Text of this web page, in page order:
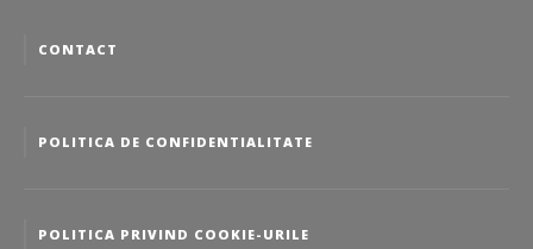
CONTACT
POLITICA DE CONFIDENTIALITATE
POLITICA PRIVIND COOKIE-URILE